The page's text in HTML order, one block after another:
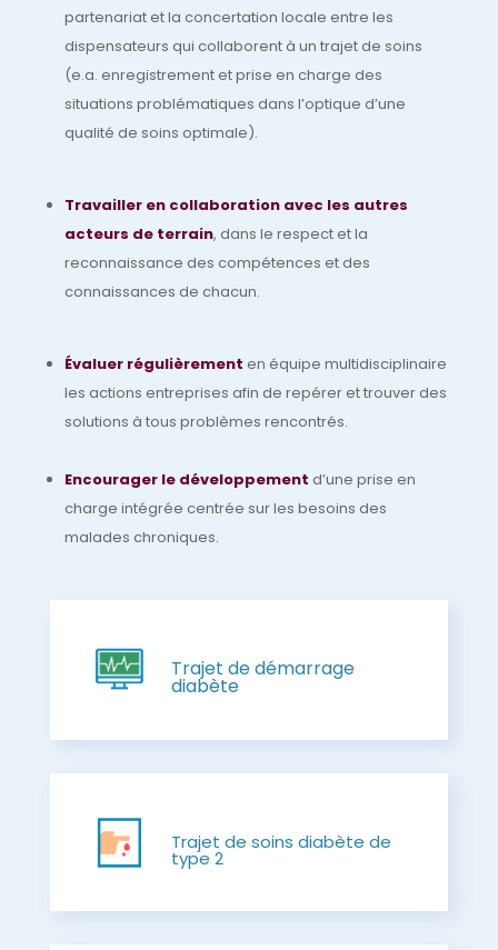
partenariat et la concertation locale entre les
dispensateurs qui collaborent à un trajet de soins
(e.a. enregistrement et prise en charge des
situations problématiques dans l’optique d’une
qualité de soins optimale).
Travailler en collaboration avec les autres
acteurs de terrain, dans le respect et la
reconnaissance des compétences et des
connaissances de chacun.
Évaluer régulièrement en équipe multidisciplinaire
les actions entreprises afin de repérer et trouver des
solutions à tous problèmes rencontrés.
Encourager le développement d’une prise en
charge intégrée centrée sur les besoins des
malades chroniques.
Trajet de démarrage
diabète
Trajet de soins diabète de
type 2